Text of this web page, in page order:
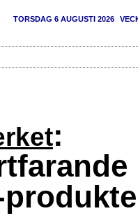
TORSDAG 6 AUGUSTI 2026
: